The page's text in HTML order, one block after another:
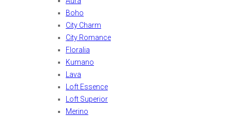
Boho
City Charm
City Romance
Floralia
Kumano
Lava
Loft Essence
Loft Superior
Merino